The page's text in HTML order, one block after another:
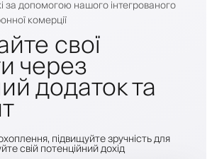
за допомогою нашого інтегрованого
комерції
свої
через
додаток та
підвищуйте зручність для
свій потенційний дохід